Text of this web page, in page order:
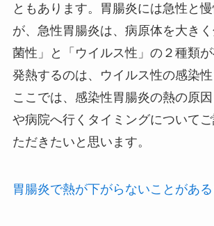
ともあります。胃腸炎には急性と
が、急性胃腸炎は、病原体を大き
菌性」と「ウイルス性」の２種類が
発熱するのは、ウイルス性の感染性
ここでは、感染性胃腸炎の熱の原
や病院へ行くタイミングについて
ただきたいと思います。
胃腸炎で熱が下がらないことがある